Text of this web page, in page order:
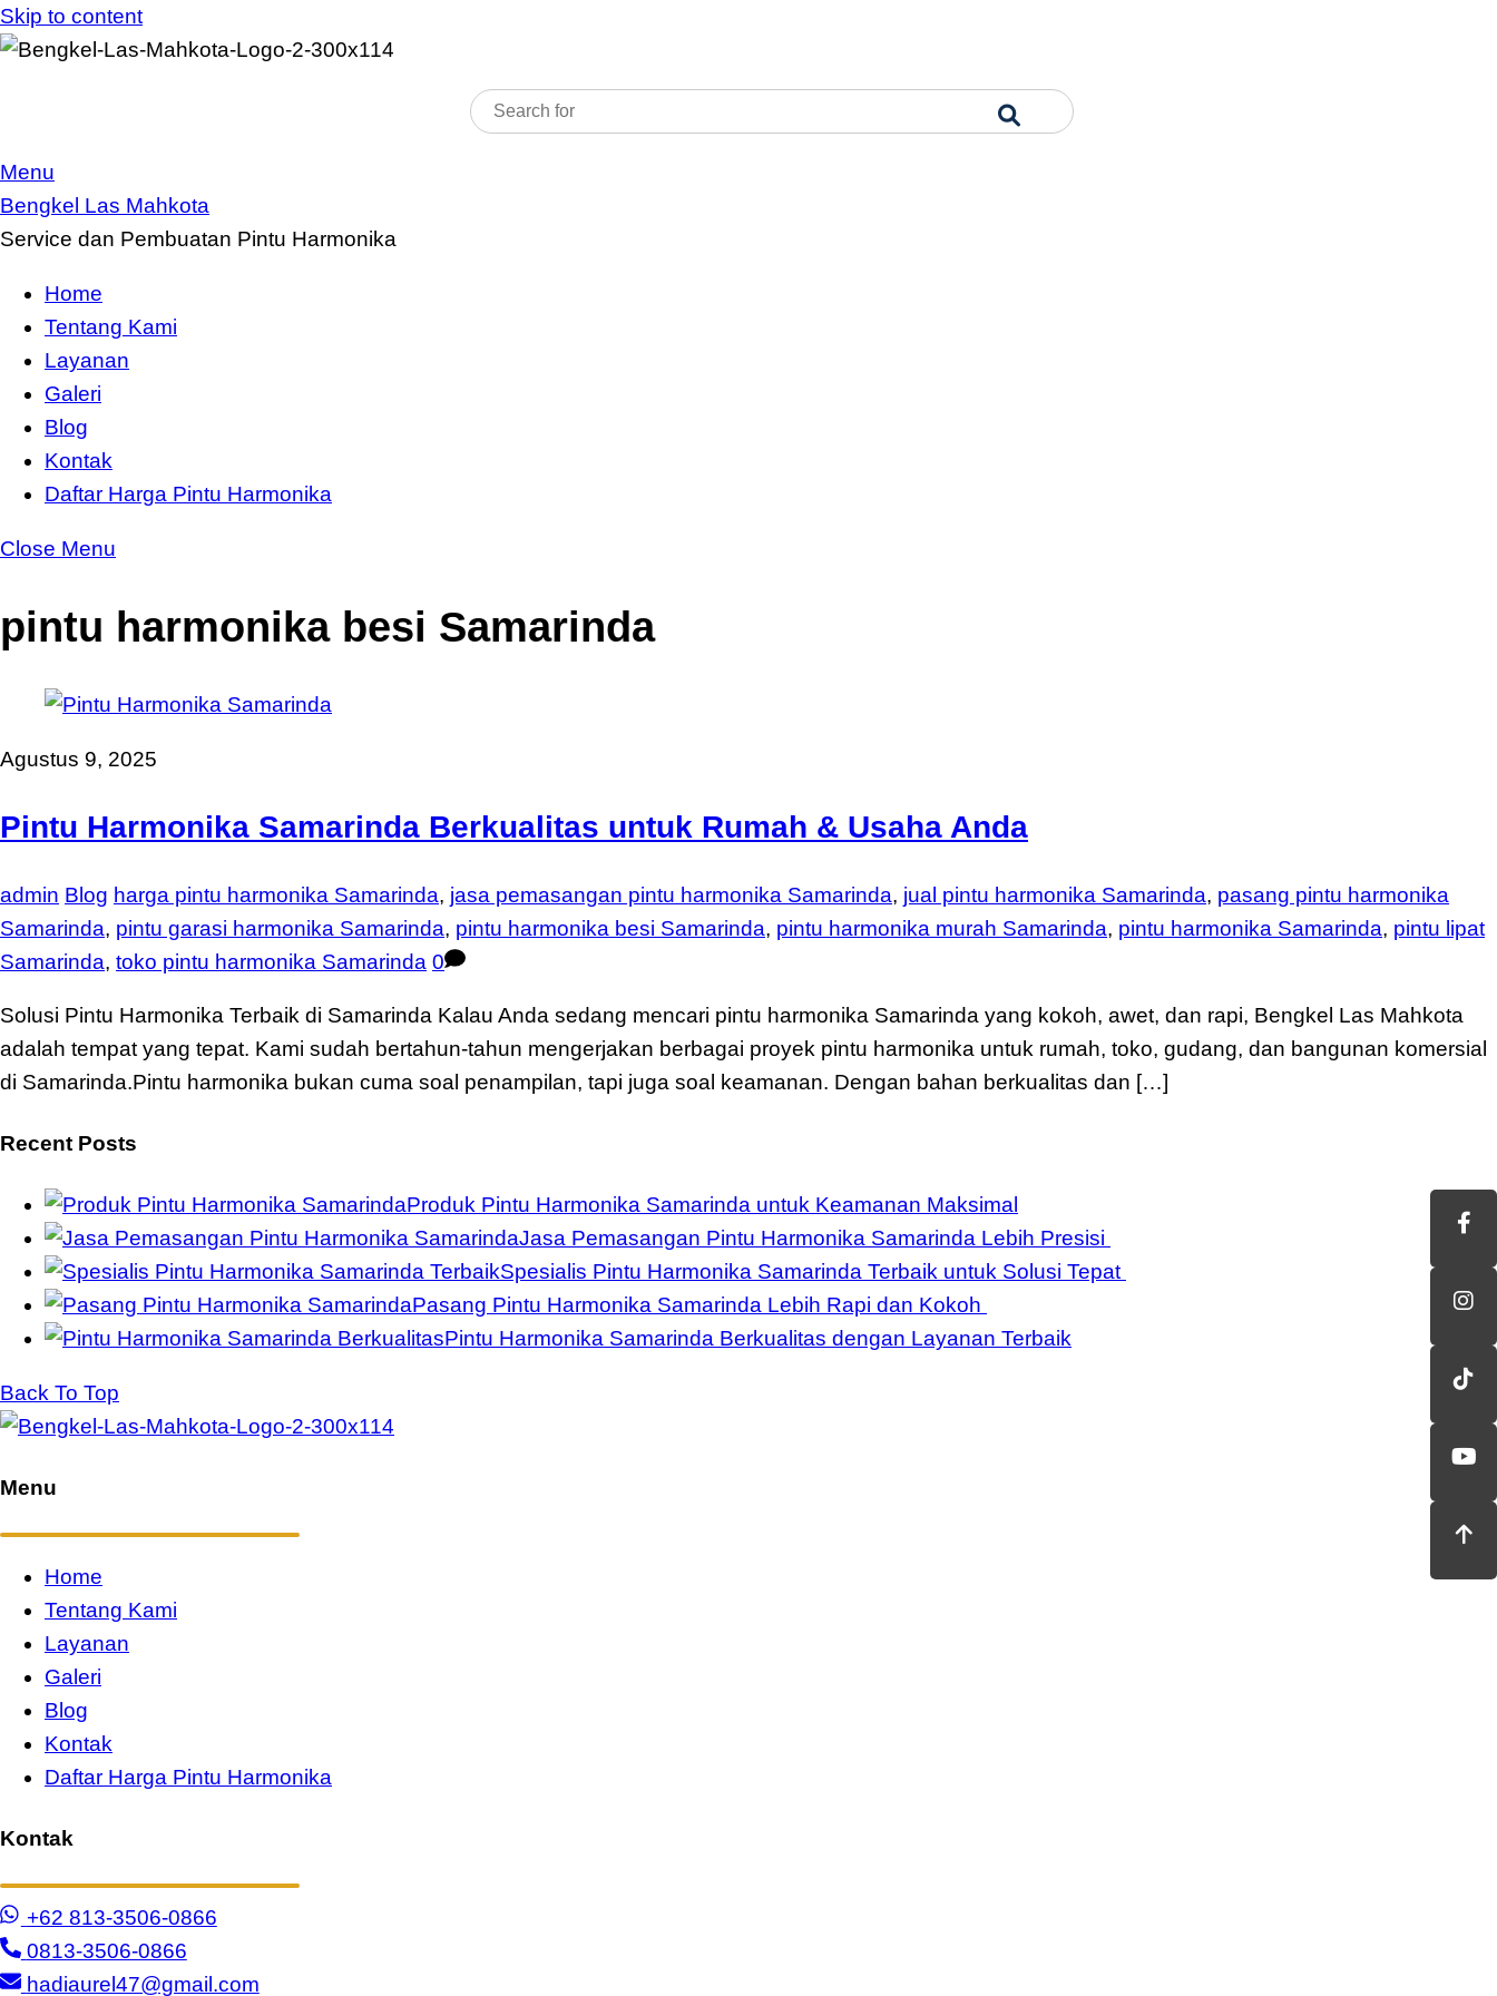
Skip to content
Menu
Bengkel Las Mahkota
Service dan Pembuatan Pintu Harmonika
Home
Tentang Kami
Layanan
Galeri
Blog
Kontak
Daftar Harga Pintu Harmonika
Close Menu
pintu harmonika besi Samarinda
Agustus 9, 2025
Pintu Harmonika Samarinda Berkualitas untuk Rumah & Usaha Anda
admin Blog harga pintu harmonika Samarinda, jasa pemasangan pintu harmonika Samarinda, jual pintu harmonika Samarinda, pasang pintu harmonika
Samarinda, pintu garasi harmonika Samarinda, pintu harmonika besi Samarinda, pintu harmonika murah Samarinda, pintu harmonika Samarinda, pintu lipat
Samarinda, toko pintu harmonika Samarinda 0
Solusi Pintu Harmonika Terbaik di Samarinda Kalau Anda sedang mencari pintu harmonika Samarinda yang kokoh, awet, dan rapi, Bengkel Las Mahkota
adalah tempat yang tepat. Kami sudah bertahun-tahun mengerjakan berbagai proyek pintu harmonika untuk rumah, toko, gudang, dan bangunan komersial
di Samarinda.Pintu harmonika bukan cuma soal penampilan, tapi juga soal keamanan. Dengan bahan berkualitas dan […]
Recent Posts
Produk Pintu Harmonika Samarinda untuk Keamanan Maksimal
Jasa Pemasangan Pintu Harmonika Samarinda Lebih Presisi
Spesialis Pintu Harmonika Samarinda Terbaik untuk Solusi Tepat
Pasang Pintu Harmonika Samarinda Lebih Rapi dan Kokoh
Pintu Harmonika Samarinda Berkualitas dengan Layanan Terbaik
Back To Top
Menu
Home
Tentang Kami
Layanan
Galeri
Blog
Kontak
Daftar Harga Pintu Harmonika
Kontak
+62 813-3506-0866
0813-3506-0866
hadiaurel47@gmail.com